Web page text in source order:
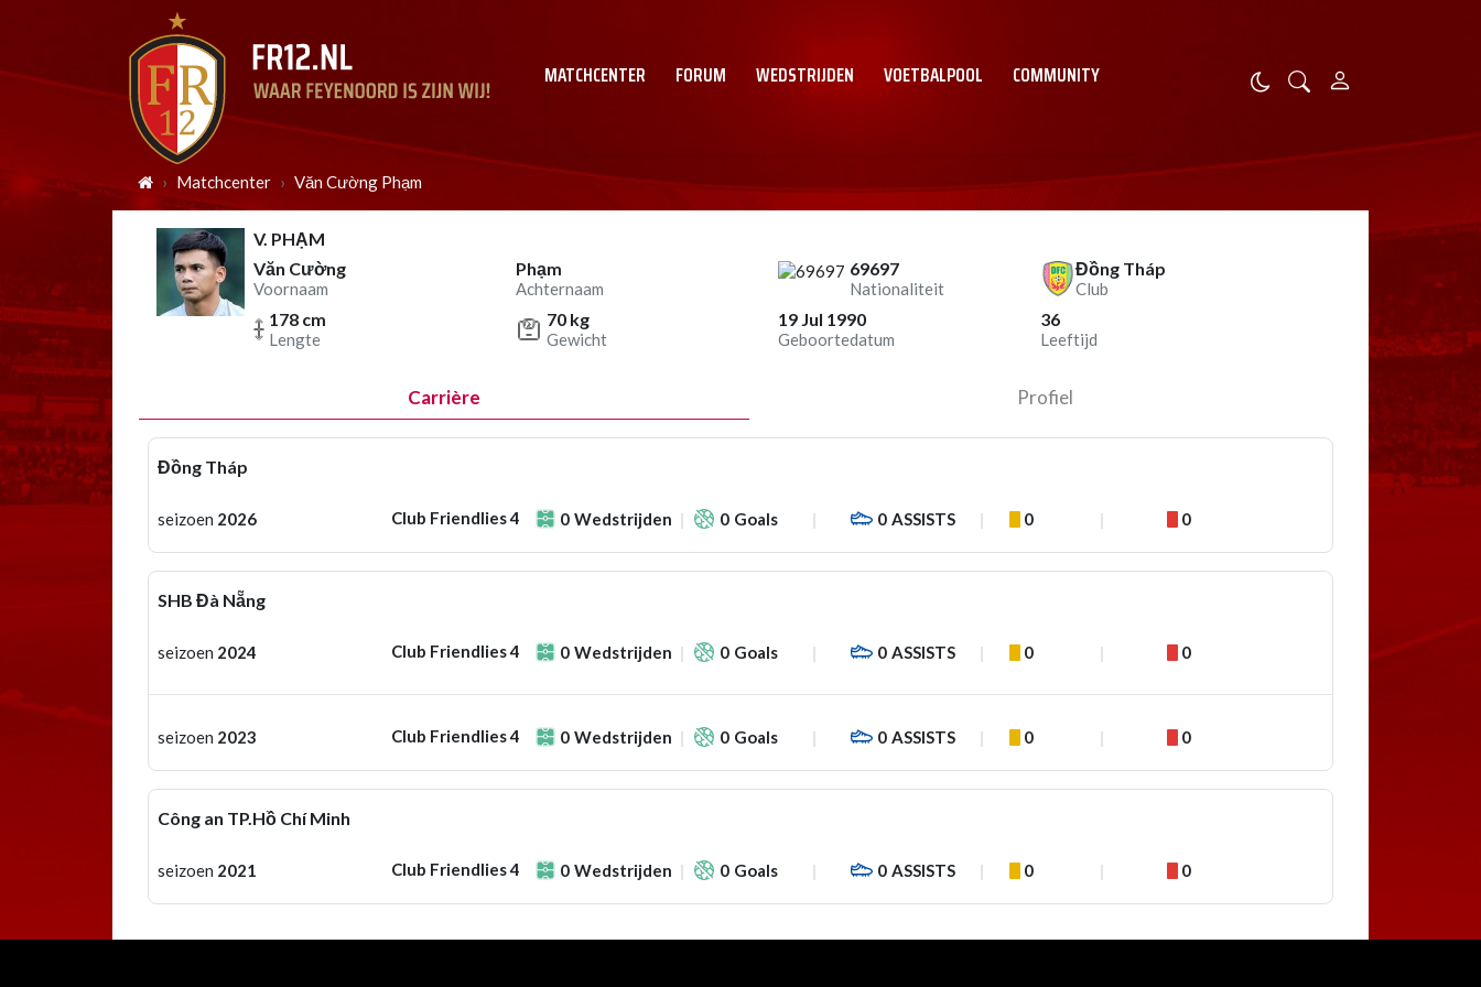
MATCHCENTER FORUM WEDSTRIJDEN VOETBALPOOL COMMUNITY
Matchcenter Văn Cường Phạm
V. PHẠM
Văn Cường
Voornaam
Phạm
Achternaam
69697
Nationaliteit
Đồng Tháp
Club
178 cm
Lengte
70 kg
Gewicht
19 Jul 1990
Geboortedatum
36
Leeftijd
Carrière Profiel
Đồng Tháp
seizoen 2026 Club Friendlies 4 0 Wedstrijden 0 Goals 0 ASSISTS 0 0
SHB Đà Nẵng
seizoen 2024 Club Friendlies 4 0 Wedstrijden 0 Goals 0 ASSISTS 0 0
seizoen 2023 Club Friendlies 4 0 Wedstrijden 0 Goals 0 ASSISTS 0 0
Công an TP.Hồ Chí Minh
seizoen 2021 Club Friendlies 4 0 Wedstrijden 0 Goals 0 ASSISTS 0 0